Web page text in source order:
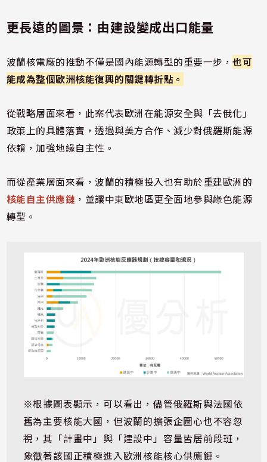
更長遠的圖景：由建設變成出口能量
波蘭核電廠的推動不僅是國內能源轉型的重要一步，也可
能成為整個歐洲核能復興的關鍵轉折點。
從戰略層面來看，此案代表歐洲在能源安全與「去俄化」
政策上的具體落實，透過與美方合作、減少對俄羅斯能源
依賴，加強地緣自主性。
而從產業層面來看，波蘭的積極投入也有助於重建歐洲的
核能自主供應鏈 ，並讓中東歐地區更全面地參與綠色能源
轉型。
※根據圖表顯示，可以看出，儘管俄羅斯與法國依
舊為主要核能大國，但波蘭的擴張企圖心也不容忽
視，其「計畫中」與「建設中」容量皆居前段班，
象徵著該國正積極進入歐洲核能核心供應鏈。